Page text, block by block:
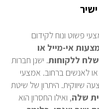
פשוט ונוח לקידום
אי-מייל או
ללקוחות. ישנן חברות
לאנשים ברחוב. אמצעי
שיווקית. היתרון של שיטת
שלה, ואילו החסרון הוא